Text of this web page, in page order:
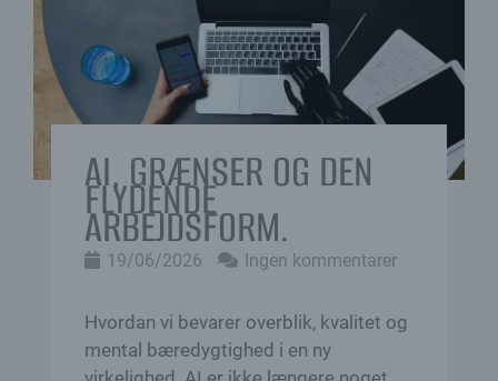
AI, GRÆNSER OG DEN
FLYDENDE
ARBEJDSFORM.
19/06/2026 Ingen kommentarer
Hvordan vi bevarer overblik, kvalitet og
mental bæredygtighed i en ny